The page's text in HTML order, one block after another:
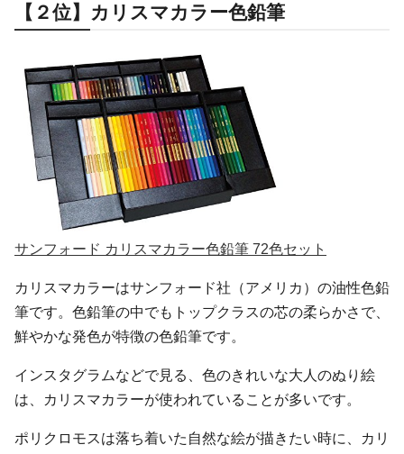
【２位】カリスマカラー色鉛筆
サンフォード カリスマカラー色鉛筆 72色セット
カリスマカラーはサンフォード社（アメリカ）の油性色鉛
筆です。色鉛筆の中でもトップクラスの芯の柔らかさで、
鮮やかな発色が特徴の色鉛筆です。
インスタグラムなどで見る、色のきれいな大人のぬり絵
は、カリスマカラーが使われていることが多いです。
ポリクロモスは落ち着いた自然な絵が描きたい時に、カリ